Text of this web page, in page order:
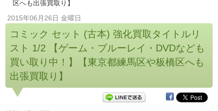
区へも出張買取り】
2015年06月26日 金曜日
コミック セット (古本) 強化買取タイトルリ
スト 1/2 【ゲーム・ブルーレイ・DVDなども
買い取り中！】【東京都練馬区や板橋区へも
出張買取り】